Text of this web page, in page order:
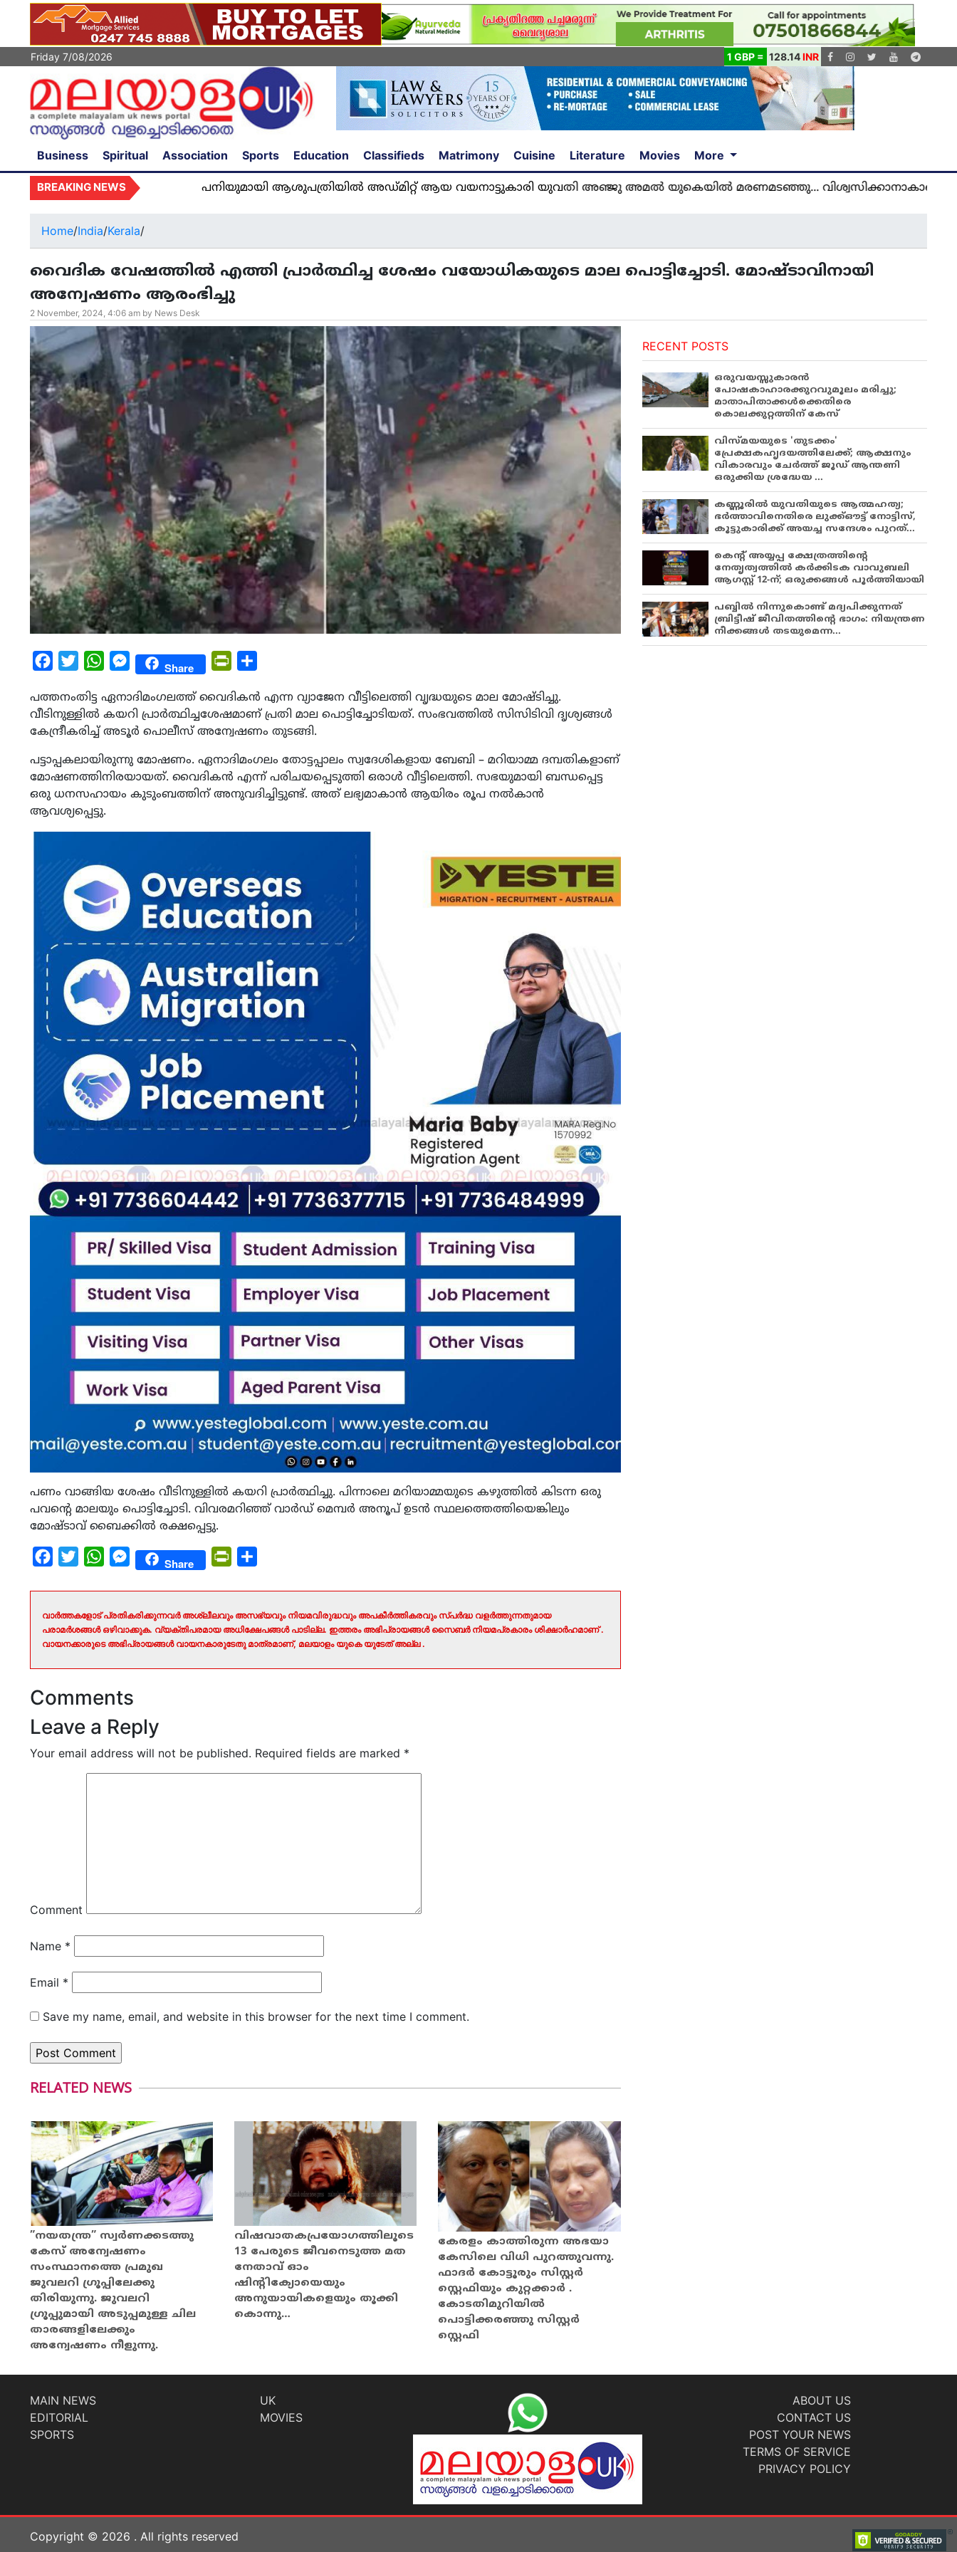
Friday 7/08/2026 1 GBP = 128.14INR
Business Spiritual Association Sports Education Classifieds Matrimony Cuisine Literature Movies More
BREAKING NEWS പനിയുമായി ആശുപത്രിയിൽ അഡ്മിറ്റ് ആയ വയനാട്ടുകാരി യുവതി അഞ്ജു അമൽ യുകെയിൽ മരണമടഞ്ഞു... വിശ്വസിക്കാനാകാതെ യുകെ
Home/India/Kerala/
വൈദിക വേഷത്തിൽ എത്തി പ്രാർത്ഥിച്ച ശേഷം വയോധികയുടെ മാല പൊട്ടിച്ചോടി. മോഷ്ടാവിനായി
അന്വേഷണം ആരംഭിച്ചു
2 November, 2024, 4:06 am by News Desk
Facebook
Twitter WhatsAppMessengerShare PrintFriendly
പത്തനംതിട്ട ഏനാദിമംഗലത്ത് വൈദികൻ എന്ന വ്യാജേന വീട്ടിലെത്തി വൃദ്ധയുടെ മാല മോഷ്ടിച്ചു.
വീടിനുള്ളിൽ കയറി പ്രാർത്ഥിച്ചശേഷമാണ് പ്രതി മാല പൊട്ടിച്ചോടിയത്. സംഭവത്തില്‍ സിസിടിവി ദൃശ്യങ്ങൾ
കേന്ദ്രീകരിച്ച് അടൂർ പൊലീസ് അന്വേഷണം തുടങ്ങി.
പട്ടാപ്പകലായിരുന്നു മോഷണം. ഏനാദിമംഗലം തോട്ടപ്പാലം സ്വദേശികളായ ബേബി – മറിയാമ്മ ദമ്പതികളാണ്
മോഷണത്തിനിരയായത്. വൈദികൻ എന്ന് പരിചയപ്പെടുത്തി ഒരാൾ വീട്ടിലെത്തി. സഭയുമായി ബന്ധപ്പെട്ട
ഒരു ധനസഹായം കുടുംബത്തിന് അനുവദിച്ചിട്ടുണ്ട്. അത് ലഭ്യമാകാൻ ആയിരം രൂപ നൽകാൻ
ആവശ്യപ്പെട്ടു.
പണം വാങ്ങിയ ശേഷം വീടിനുള്ളിൽ കയറി പ്രാർത്ഥിച്ചു. പിന്നാലെ മറിയാമ്മയുടെ കഴുത്തിൽ കിടന്ന ഒരു
പവൻ്റെ മാലയും പൊട്ടിച്ചോടി. വിവരമറിഞ്ഞ് വാർഡ് മെമ്പർ അനൂപ് ഉടൻ സ്ഥലത്തെത്തിയെങ്കിലും
മോഷ്ടാവ് ബൈക്കിൽ രക്ഷപ്പെട്ടു.
Facebook
Twitter WhatsAppMessengerShare PrintFriendly
വാർത്തകളോട് പ്രതികരിക്കുന്നവർ അശ്ലീലവും അസഭ്യവും നിയമവിരുദ്ധവും അപകീർത്തികരവും സ്പർദ്ധ വളർത്തുന്നതുമായ
പരാമർശങ്ങൾ ഒഴിവാക്കുക. വ്യക്തിപരമായ അധിക്ഷേപങ്ങൾ പാടില്ല. ഇത്തരം അഭിപ്രായങ്ങൾ സൈബർ നിയമപ്രകാരം ശിക്ഷാർഹമാണ് .
വായനക്കാരുടെ അഭിപ്രായങ്ങൾ വായനകാരുടേതു മാത്രമാണ്, മലയാളം യുകെ യുടേത് അല്ല .
Comments
Leave a Reply
Your email address will not be published. Required fields are marked *
Comment
Name *
Email *
Save my name, email, and website in this browser for the next time I comment.
RELATED NEWS
”നയതന്ത്ര” സ്വര്‍ണക്കടത്തു
കേസ് അന്വേഷണം
സംസ്ഥാനത്തെ പ്രമുഖ
ജുവലറി ഗ്രൂപ്പിലേക്കു
തിരിയുന്നു. ജുവലറി
ഗ്രൂപ്പുമായി അടുപ്പമുള്ള ചില
താരങ്ങളിലേക്കും
അന്വേഷണം നീളുന്നു.
വിഷവാതകപ്രയോഗത്തിലൂടെ
13 പേരുടെ ജീവനെടുത്ത മത
നേതാവ് ഓം
ഷിന്റിക്യോയെയും
അനുയായികളെയും തൂക്കി
കൊന്നു…
കേരളം കാത്തിരുന്ന അഭയാ
കേസിലെ വിധി പുറത്തുവന്നു.
ഫാദർ കോട്ടൂരും സിസ്റ്റർ
സ്റ്റെഫിയും കുറ്റക്കാർ .
കോടതിമുറിയിൽ
പൊട്ടിക്കരഞ്ഞു സിസ്റ്റർ
സ്റ്റെഫി
RECENT POSTS
ഒരുവയസ്സുകാരൻ
പോഷകാഹാരക്കുറവുമൂലം മരിച്ചു;
മാതാപിതാക്കൾക്കെതിരെ
കൊലക്കുറ്റത്തിന് കേസ്
വിസ്മയയുടെ 'തുടക്കം'
പ്രേക്ഷകഹൃദയത്തിലേക്ക്; ആക്ഷനും
വികാരവും ചേർത്ത് ജൂഡ് ആന്തണി
ഒരുക്കിയ ശ്രദ്ധേയ ...
കണ്ണൂരിൽ യുവതിയുടെ ആത്മഹത്യ;
ഭർത്താവിനെതിരെ ലുക്ക്ഔട്ട് നോട്ടിസ്,
കൂട്ടുകാരിക്ക് അയച്ച സന്ദേശം പുറത്...
കെന്റ് അയ്യപ്പ ക്ഷേത്രത്തിന്റെ
നേതൃത്വത്തിൽ കർക്കിടക വാവുബലി
ആഗസ്റ്റ് 12-ന്; ഒരുക്കങ്ങൾ പൂർത്തിയായി
പബ്ബില്‍ നിന്നുകൊണ്ട് മദ്യപിക്കുന്നത്
ബ്രിട്ടീഷ് ജീവിതത്തിന്റെ ഭാഗം: നിയന്ത്രണ
നീക്കങ്ങള്‍ തടയുമെന്ന...
MAIN NEWS
EDITORIAL
SPORTS
UK
MOVIES
ABOUT US
CONTACT US
POST YOUR NEWS
TERMS OF SERVICE
PRIVACY POLICY
Copyright © 2026 . All rights reserved